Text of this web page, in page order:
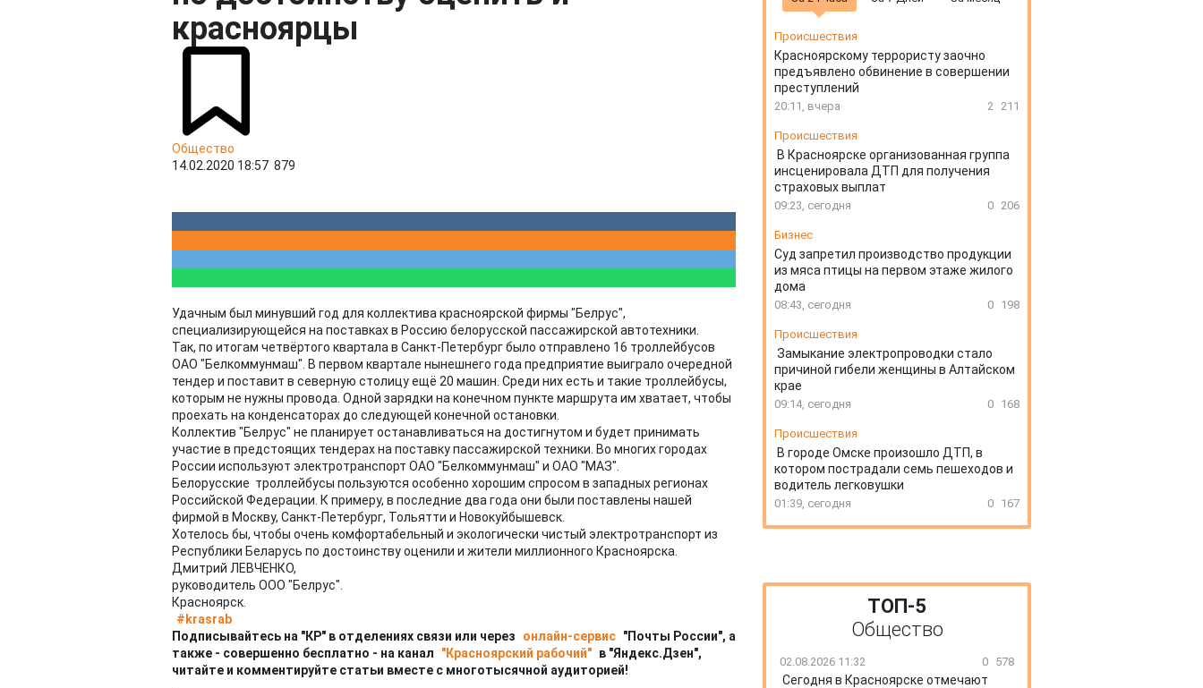
красноярцы
Общество
14.02.2020 18:57 879
Удачным был минувший год для коллектива красноярской фирмы "Белрус",
специализирующейся на поставках в Россию белорусской пассажирской автотехники.
Так, по итогам четвёртого квартала в Санкт-Петербург было отправлено 16 троллейбусов
ОАО "Белкоммунмаш". В первом квартале нынешнего года предприятие выиграло очередной
тендер и поставит в северную столицу ещё 20 машин. Среди них есть и такие троллейбусы,
которым не нужны провода. Одной зарядки на конечном пункте маршрута им хватает, чтобы
проехать на конденсаторах до следующей конечной остановки.
Коллектив "Белрус" не планирует останавливаться на достигнутом и будет принимать
участие в предстоящих тендерах на поставку пассажирской техники. Во многих городах
России используют электротранспорт ОАО "Белкоммунмаш" и ОАО "МАЗ".
Белорусские троллейбусы пользуются особенно хорошим спросом в западных регионах
Российской Федерации. К примеру, в последние два года они были поставлены нашей
фирмой в Москву, Санкт-Петербург, Тольятти и Новокуйбышевск.
Хотелось бы, чтобы очень комфортабельный и экологически чистый электротранспорт из
Республики Беларусь по достоинству оценили и жители миллионного Красноярска.
Дмитрий ЛЕВЧЕНКО,
руководитель ООО "Белрус".
Красноярск.
#krasrab
Подписывайтесь на "КР" в отделениях связи или через
онлайн-сервис "Почты России", а
также - совершенно бесплатно - на канал
"Красноярский рабочий" в "Яндекс.Дзен",
читайте и комментируйте статьи вместе с многотысячной аудиторией!
Происшествия
Красноярскому террористу заочно
предъявлено обвинение в совершении
преступлений
20:11, вчера 2 211
Происшествия
В Красноярске организованная группа
инсценировала ДТП для получения
страховых выплат
09:23, сегодня 0 206
Бизнес
Суд запретил производство продукции
из мяса птицы на первом этаже жилого
дома
08:43, сегодня 0 198
Происшествия
Замыкание электропроводки стало
причиной гибели женщины в Алтайском
крае
09:14, сегодня 0 168
Происшествия
В городе Омске произошло ДТП, в
котором пострадали семь пешеходов и
водитель легковушки
01:39, сегодня 0 167
ТОП-5
Общество
02.08.2026 11:32 0 578
Сегодня в Красноярске отмечают